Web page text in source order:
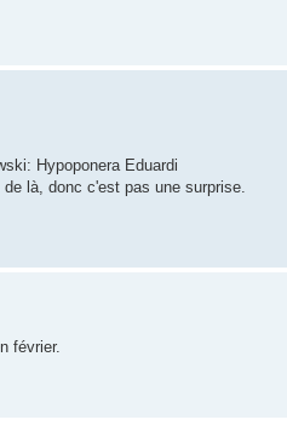
Hypoponera Eduardi
là, donc c'est pas une surprise.
février.